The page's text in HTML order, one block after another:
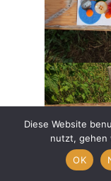
Diese Website
nutzt, gehen
OK